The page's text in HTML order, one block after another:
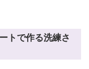
トで作る洗練さ